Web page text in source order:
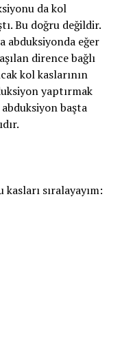
da kol
Bu doğru değildir.
abduksiyonda eğer
dirence bağlı
kol kaslarının
yaptırmak
başta
sıralayayım: